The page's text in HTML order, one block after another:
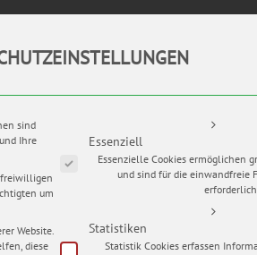
2016,Dekoration Hochzeit,Eheringe
Anni und Benjamin auf Schloss Ettersburg
ist in Thüringen eine meiner
für standesamtliche Trauungen.
sind
Ihre
freiwilligen
um
Website.
diese
Es folgt eine Liste der Service-
Essenziell
Essenzielle Cookies ermöglichen
und sind für die einwandfreie
erforderlich.
Statistiken
Statistik Cookies erfassen